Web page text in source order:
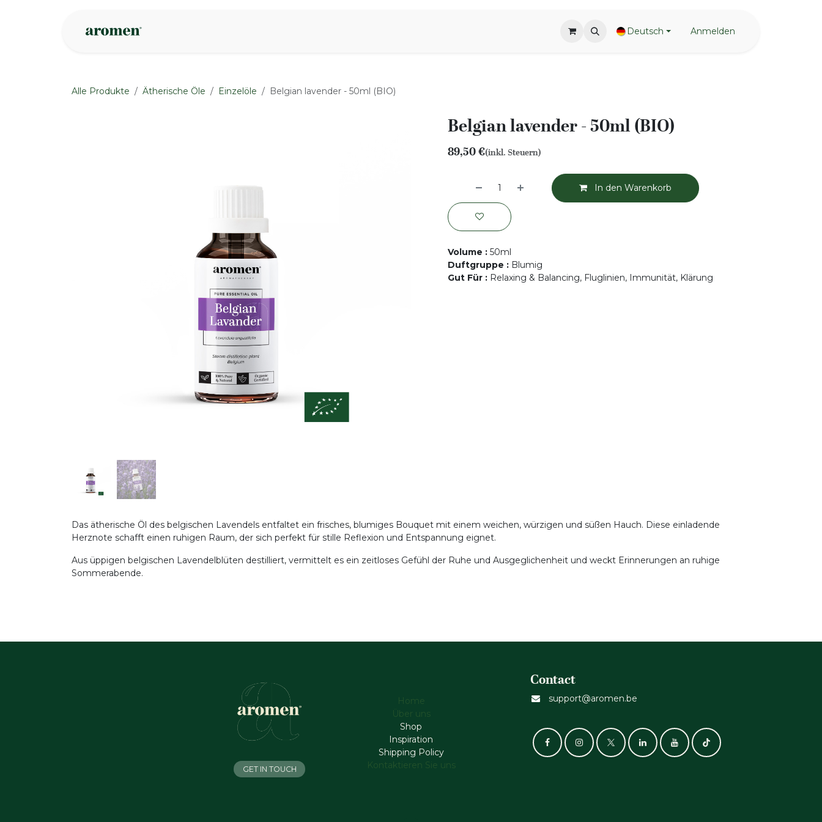
Deutsch Anmelden
Alle Produkte Ätherische Öle Einzelöle Belgian lavender - 50ml (BIO)
Belgian lavender - 50ml (BIO)
89,50€(inkl. Steuern)
In den Warenkorb
Volume : 50ml
Duftgruppe : Blumig
Gut Für : Relaxing & Balancing, Fluglinien, Immunität, Klärung
Das ätherische Öl des belgischen Lavendels entfaltet ein frisches, blumiges Bouquet mit einem weichen, würzigen und süßen Hauch. Diese einladende
Herznote schafft einen ruhigen Raum, der sich perfekt für stille Reflexion und Entspannung eignet.
Aus üppigen belgischen Lavendelblüten destilliert, vermittelt es ein zeitloses Gefühl der Ruhe und Ausgeglichenheit und weckt Erinnerungen an ruhige
Sommerabende.
Home
Über uns
Shop
Inspiration
Shipping Policy
Kontaktieren Sie uns
Contact
support@aromen.be
GET IN TOUCH